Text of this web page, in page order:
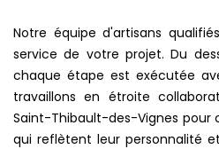
Notre équipe d'artisans
service de votre projet. Du
chaque étape est exécutée
travaillons en étroite
Saint-Thibault-des-Vignes pour
qui reflètent leur personnalité